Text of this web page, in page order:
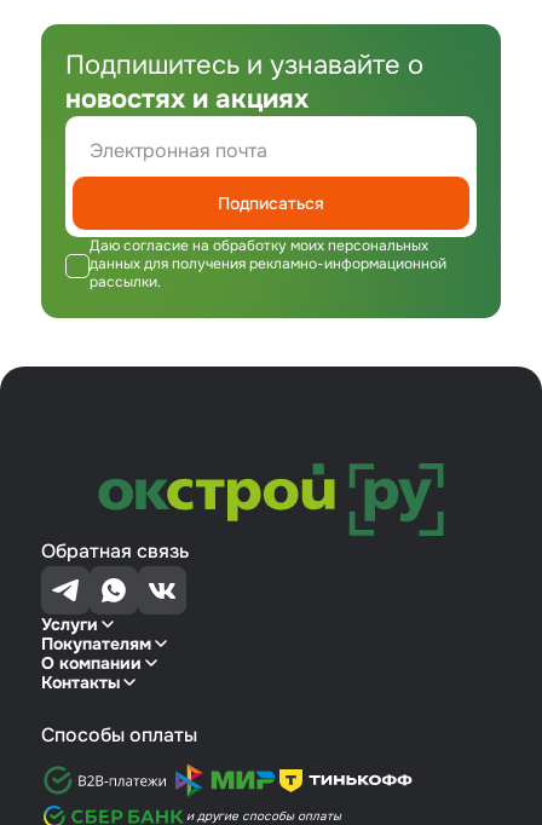
Подпишитесь и узнавайте о
новостях и акциях
Подписаться
Даю согласие на обработку моих персональных
данных для получения рекламно-информационной
рассылки.
Обратная связь
Услуги
Покупателям
О компании
Контакты
Способы оплаты
и другие способы оплаты